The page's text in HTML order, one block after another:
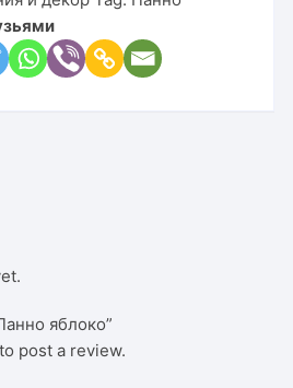
яблоко”
to post a review.